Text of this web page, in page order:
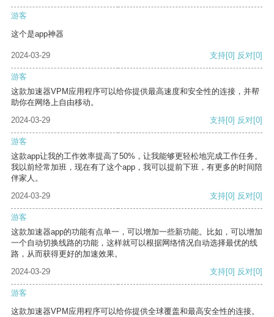
游客
这个是app神器
2024-03-29 支持[0] 反对[0]
游客
这款加速器VPM应用程序可以给你提供最高速度和安全性的连接，并帮
助你在网络上自由移动。
2024-03-29
支持[0] 反对[0]
游客
这款app让我的工作效率提高了50%，让我能够更轻松地完成工作任务。
我以前经常加班，现在有了这个app，我可以提前下班，有更多的时间陪
伴家人。
2024-03-29
支持[0] 反对[0]
游客
这款加速器app的功能有点单一，可以增加一些新功能。比如，可以增加
一个自动切换线路的功能，这样就可以根据网络情况自动选择最优的线
路，从而获得更好的加速效果。
2024-03-29
支持[0] 反对[0]
游客
这款加速器VPM应用程序可以给你提供全球覆盖和最高安全性的连接。